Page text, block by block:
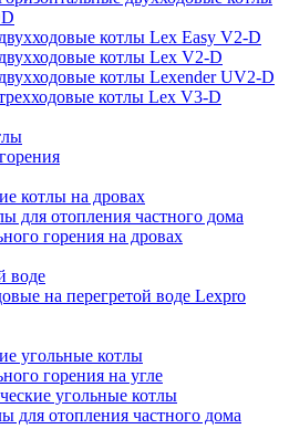
котлы Lex Easy V2-D
котлы Lex V2-D
котлы Lexender UV2-D
котлы Lex V3-D
котлы на дровах
для отопления частного дома
горения на дровах
воде
на перегретой воде Lexpro
угольные котлы
горения на угле
угольные котлы
для отопления частного дома